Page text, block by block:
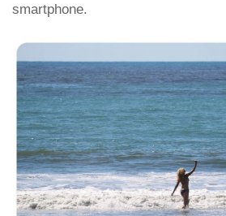
smartphone.